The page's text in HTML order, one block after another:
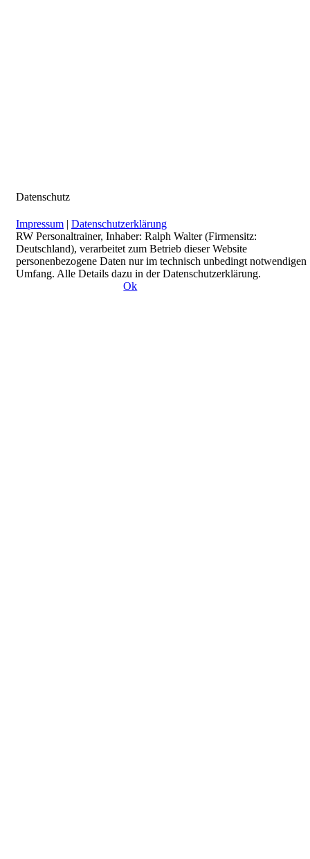
Datenschutz
Impressum | Datenschutzerklärung
RW Personaltrainer, Inhaber: Ralph Walter (Firmensitz:
Deutschland), verarbeitet zum Betrieb dieser Website
personenbezogene Daten nur im technisch unbedingt notwendigen
Umfang. Alle Details dazu in der Datenschutzerklärung.
Ok